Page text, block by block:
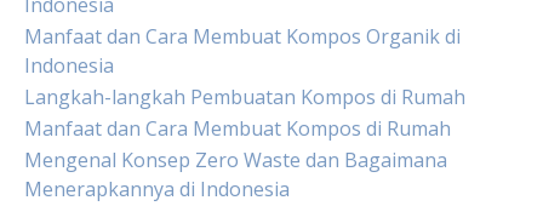
Manfaat dan Cara Membuat Kompos Organik di
Indonesia
Langkah-langkah Pembuatan Kompos di Rumah
Manfaat dan Cara Membuat Kompos di Rumah
Mengenal Konsep Zero Waste dan Bagaimana
Menerapkannya di Indonesia